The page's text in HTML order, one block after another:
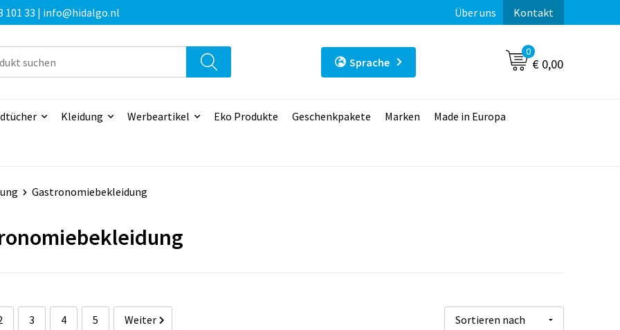
101 33 | info@hidalgo.nl Über uns Kontakt
Sprache
0
€ 0,00
Kleidung Werbeartikel Eko Produkte Geschenkpakete Marken Made in Europa
Gastronomiebekleidung
3 4 5 Weiter